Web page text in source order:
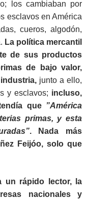
los cambiaban por
esclavos en América
cueros, algodón,
La política mercantil
de sus productos
de bajo valor,
junto a ello,
y esclavos; incluso,
que ”América
primas, y esta
. Nada más
Feijóo, solo que
un rápido lector, la
nacionales y